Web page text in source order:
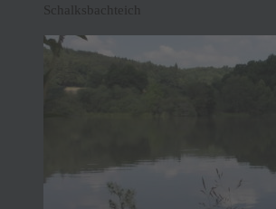
Schalksbachteich